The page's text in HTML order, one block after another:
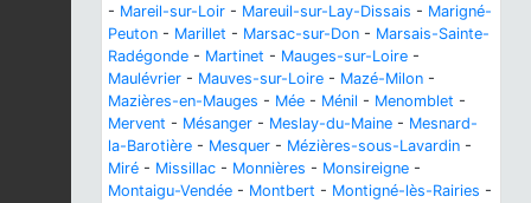
- Mareil-sur-Loir - Mareuil-sur-Lay-Dissais - Marigné-
Peuton - Marillet - Marsac-sur-Don - Marsais-Sainte-
Radégonde - Martinet - Mauges-sur-Loire -
Maulévrier - Mauves-sur-Loire - Mazé-Milon -
Mazières-en-Mauges - Mée - Ménil - Menomblet -
Mervent - Mésanger - Meslay-du-Maine - Mesnard-
la-Barotière - Mesquer - Mézières-sous-Lavardin -
Miré - Missillac - Monnières - Monsireigne -
Montaigu-Vendée - Montbert - Montigné-lès-Rairies -